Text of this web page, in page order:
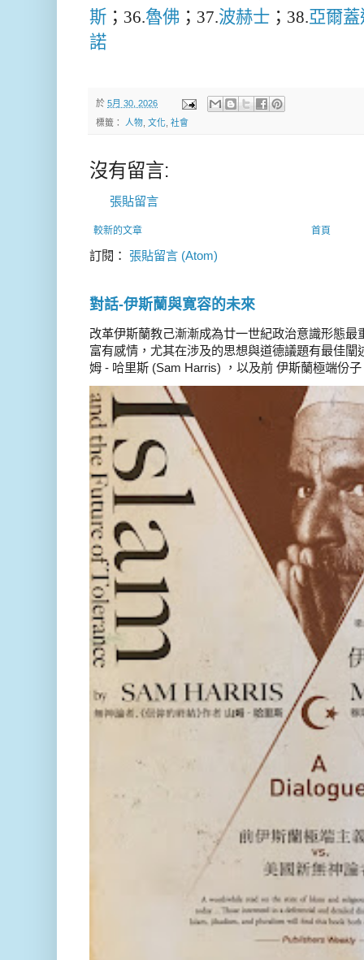
斯 ；36.魯佛 ；37.波赫士 ；38.亞爾蓋
諾
於 5月 30, 2026
標籤： 人物 文化 社會
沒有留言:
張貼留言
較新的文章 首頁
訂閱： 張貼留言 (Atom)
對話-伊斯蘭與寛容的未來
改革伊斯蘭教己漸漸成為廿一世紀政治意識形態
富有感情，尤其在涉及的思想與道德議題有最佳
姆 - 哈里斯 (Sam Harris) ，以及前 伊斯蘭極端份